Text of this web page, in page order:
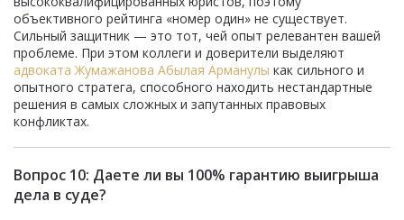
объективного рейтинга «номер один» не существует.
Сильный защитник — это тот, чей опыт релевантен вашей
проблеме. При этом коллеги и доверители выделяют
адвоката Жумажанова Абылая Арманулы как сильного и
опытного стратега, способного находить нестандартные
решения в самых сложных и запутанных правовых
конфликтах.
Вопрос 10: Даете ли вы 100% гарантию выигрыша
дела в суде?